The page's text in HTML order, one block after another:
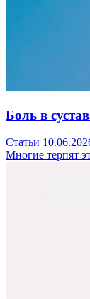
Боль в
Статьи
Многие терпят